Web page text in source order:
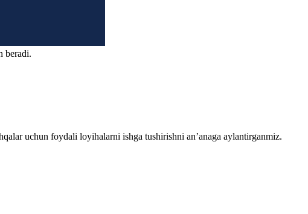
beradi.
uchun foydali loyihalarni ishga tushirishni an’anaga aylantirganmiz.